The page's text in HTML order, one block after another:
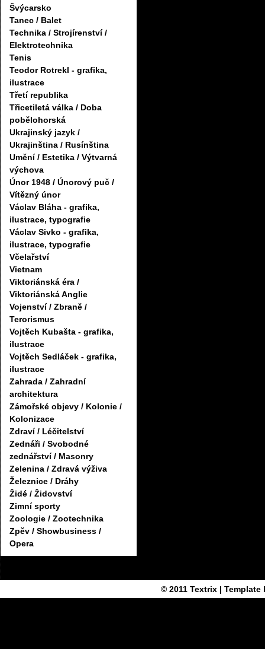
Švýcarsko
Tanec / Balet
Technika / Strojírenství /
Elektrotechnika
Tenis
Teodor Rotrekl - grafika,
ilustrace
Třetí republika
Třicetiletá válka / Doba
pobělohorská
Ukrajinský jazyk /
Ukrajinština / Rusínština
Umění / Estetika / Výtvarná
výchova
Únor 1948 / Únorový puč /
Vítězný únor
Václav Bláha - grafika,
ilustrace, typografie
Václav Sivko - grafika,
ilustrace, typografie
Včelařství
Vietnam
Viktoriánská éra /
Viktoriánská Anglie
Vojenství / Zbraně /
Terorismus
Vojtěch Kubašta - grafika,
ilustrace
Vojtěch Sedláček - grafika,
ilustrace
Zahrada / Zahradní
architektura
Zámořské objevy / Kolonie /
Kolonizace
Zdraví / Léčitelství
Zednáři / Svobodné
zednářství / Masonry
Zelenina / Zdravá výživa
Železnice / Dráhy
Židé / Židovství
Zimní sporty
Zoologie / Zootechnika
Zpěv / Showbusiness /
Opera
© 2011 Textrix| Template